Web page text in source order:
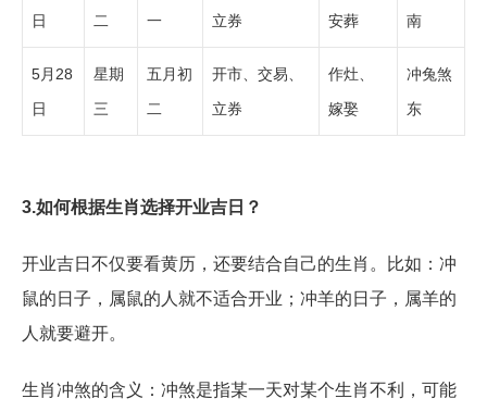
日
二
一
立券
安葬
南
5月28
日
星期
三
五月初
二
开市、交易、
立券
作灶、
嫁娶
冲兔煞
东
3.如何根据生肖选择开业吉日？
开业吉日不仅要看黄历，还要结合自己的生肖。比如：冲
鼠的日子，属鼠的人就不适合开业；冲羊的日子，属羊的
人就要避开。
生肖冲煞的含义：冲煞是指某一天对某个生肖不利，可能